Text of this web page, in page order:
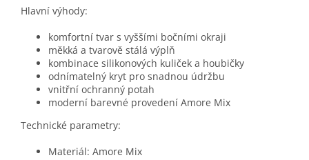
Hlavní výhody:
komfortní tvar s vyššími bočními okraji
měkká a tvarově stálá výplň
kombinace silikonových kuliček a houbičky
odnímatelný kryt pro snadnou údržbu
vnitřní ochranný potah
moderní barevné provedení Amore Mix
Technické parametry:
Materiál: Amore Mix